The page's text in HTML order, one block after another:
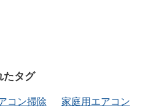
たタグ
コン掃除 家庭用エアコン